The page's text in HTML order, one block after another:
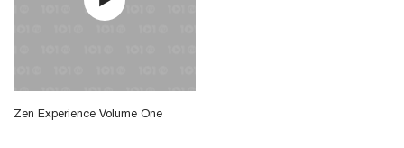
Zen Experience Volume One